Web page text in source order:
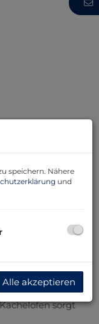
8761 Pölls bietet
nach den
als Eigenheim,
einem ca. 491
angenehme,
sorgt
speichern. Nähere
und
Alle akzeptieren